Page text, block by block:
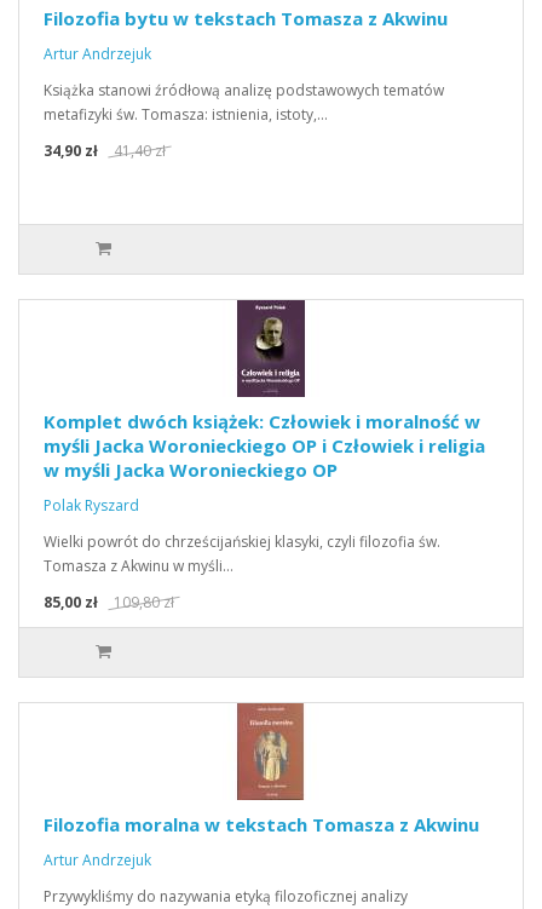
Filozofia bytu w tekstach Tomasza z Akwinu
Artur Andrzejuk
Książka stanowi źródłową analizę podstawowych tematów
metafizyki św. Tomasza: istnienia, istoty,…
34,90 zł
41,40 zł
Komplet dwóch książek: Człowiek i moralność w
myśli Jacka Woronieckiego OP i Człowiek i religia
w myśli Jacka Woronieckiego OP
Polak Ryszard
Wielki powrót do chrześcijańskiej klasyki, czyli filozofia św.
Tomasza z Akwinu w myśli…
85,00 zł
109,80 zł
Filozofia moralna w tekstach Tomasza z Akwinu
Artur Andrzejuk
Przywykliśmy do nazywania etyką filozoficznej analizy